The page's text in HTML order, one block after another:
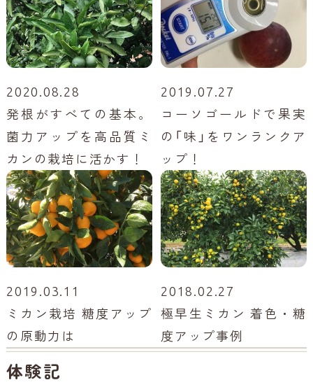
2020.08.28
発根がすべての基本。
菌力アップを高品質ミ
カンの栽培に活かす！
2019.07.27
コーソゴールドで果実
の「味」をワンランクア
ップ！
2019.03.11
ミカン栽培 糖度アップ
の原動力は
2018.02.27
極早生ミカン 着色・糖
度アップ事例
体験記